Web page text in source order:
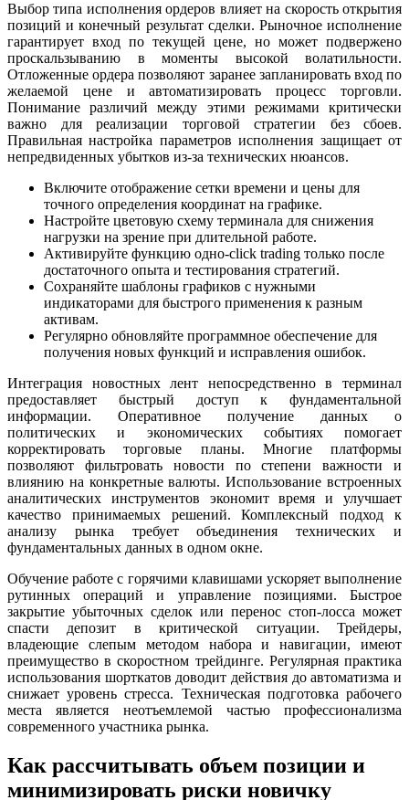
Выбор типа исполнения ордеров влияет на скорость открытия
позиций и конечный результат сделки. Рыночное исполнение
гарантирует вход по текущей цене, но может подвержено
проскальзыванию в моменты высокой волатильности.
Отложенные ордера позволяют заранее запланировать вход по
желаемой цене и автоматизировать процесс торговли.
Понимание различий между этими режимами критически
важно для реализации торговой стратегии без сбоев.
Правильная настройка параметров исполнения защищает от
непредвиденных убытков из-за технических нюансов.
Включите отображение сетки времени и цены для
точного определения координат на графике.
Настройте цветовую схему терминала для снижения
нагрузки на зрение при длительной работе.
Активируйте функцию одно-click trading только после
достаточного опыта и тестирования стратегий.
Сохраняйте шаблоны графиков с нужными
индикаторами для быстрого применения к разным
активам.
Регулярно обновляйте программное обеспечение для
получения новых функций и исправления ошибок.
Интеграция новостных лент непосредственно в терминал
предоставляет быстрый доступ к фундаментальной
информации. Оперативное получение данных о
политических и экономических событиях помогает
корректировать торговые планы. Многие платформы
позволяют фильтровать новости по степени важности и
влиянию на конкретные валюты. Использование встроенных
аналитических инструментов экономит время и улучшает
качество принимаемых решений. Комплексный подход к
анализу рынка требует объединения технических и
фундаментальных данных в одном окне.
Обучение работе с горячими клавишами ускоряет выполнение
рутинных операций и управление позициями. Быстрое
закрытие убыточных сделок или перенос стоп-лосса может
спасти депозит в критической ситуации. Трейдеры,
владеющие слепым методом набора и навигации, имеют
преимущество в скоростном трейдинге. Регулярная практика
использования шорткатов доводит действия до автоматизма и
снижает уровень стресса. Техническая подготовка рабочего
места является неотъемлемой частью профессионализма
современного участника рынка.
Как рассчитывать объем позиции и
минимизировать риски новичку